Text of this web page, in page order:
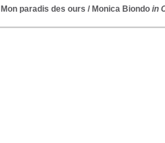
Mon paradis des ours / Monica Biondo in